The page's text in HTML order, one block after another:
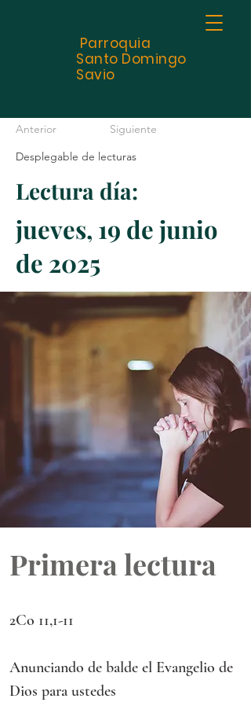
Parroquia
Santo Domingo
Savio
Anterior
Siguiente
Desplegable de lecturas
Lectura día:
jueves, 19 de junio
de 2025
Primera lectura
2Co 11,1-11
Anunciando de balde el Evangelio de
Dios para ustedes